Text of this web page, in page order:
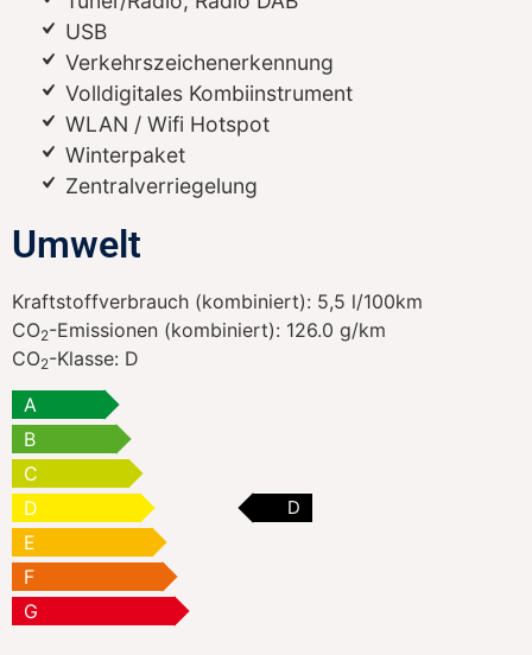
USB
Verkehrszeichenerkennung
Volldigitales Kombiinstrument
WLAN / Wifi Hotspot
Winterpaket
Zentralverriegelung
Umwelt
Kraftstoffverbrauch (kombiniert): 5,5 l/100km
CO2-Emissionen (kombiniert): 126.0 g/km
CO2-Klasse: D
A
B
C
D
D
E
F
G